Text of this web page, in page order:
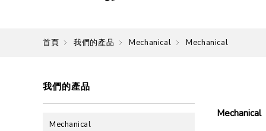
首頁 我們的產品 Mechanical Mechanical
我們的產品
Mechanical
Mechanical